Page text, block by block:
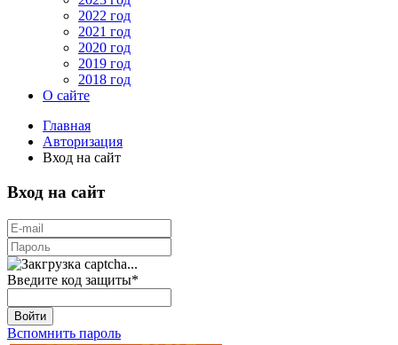
2022 год
2021 год
2020 год
2019 год
2018 год
О сайте
Главная
Авторизация
Вход на сайт
Вход на сайт
Введите код защиты*
Войти
Вспомнить пароль